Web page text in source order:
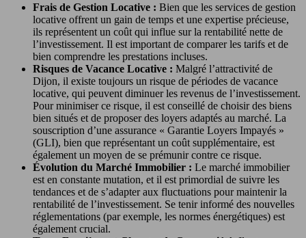
Frais de Gestion Locative : Bien que les services de gestion
locative offrent un gain de temps et une expertise précieuse,
ils représentent un coût qui influe sur la rentabilité nette de
l’investissement. Il est important de comparer les tarifs et de
bien comprendre les prestations incluses.
Risques de Vacance Locative : Malgré l’attractivité de
Dijon, il existe toujours un risque de périodes de vacance
locative, qui peuvent diminuer les revenus de l’investissement.
Pour minimiser ce risque, il est conseillé de choisir des biens
bien situés et de proposer des loyers adaptés au marché. La
souscription d’une assurance « Garantie Loyers Impayés »
(GLI), bien que représentant un coût supplémentaire, est
également un moyen de se prémunir contre ce risque.
Évolution du Marché Immobilier : Le marché immobilier
est en constante mutation, et il est primordial de suivre les
tendances et de s’adapter aux fluctuations pour maintenir la
rentabilité de l’investissement. Se tenir informé des nouvelles
réglementations (par exemple, les normes énergétiques) est
également crucial.